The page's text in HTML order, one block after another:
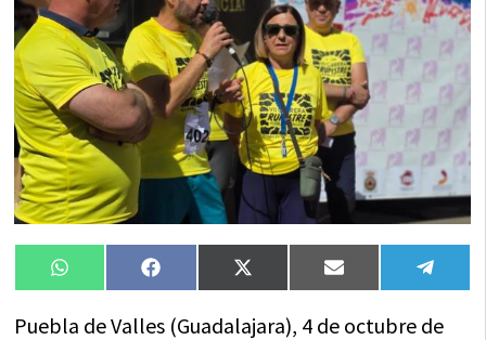
Compartir
en
WhatsAppCompartir
en
FacebookCompartir
en
X
(Twitter)
Compartir
en
Email
en
Puebla de Valles (Guadalajara), 4 de octubre de